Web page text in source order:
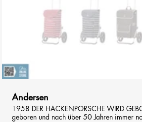
Andersen
1958 DER HACKENPORSCHE WIRD
geboren und nach über 50 Jahren immer